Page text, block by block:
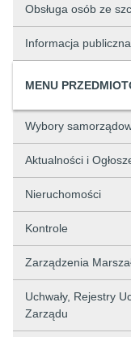
Obsługa osób ze
Informacja
MENU
Wybory
Aktualności i
Nieruchomości
Kontrole
Zarządzenia
Uchwały, Rejestry
Zarządu